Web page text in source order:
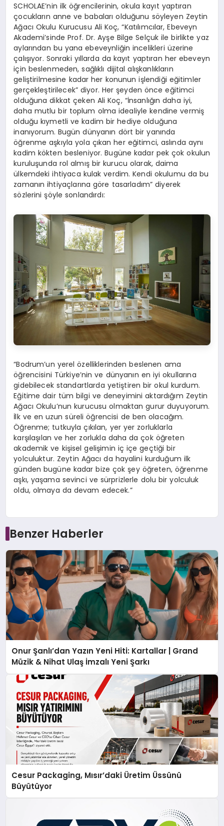
SCHOLAE’nin ilk öğrencilerinin, okula kayıt yaptıran
çocukların anne ve babaları olduğunu söyleyen Zeytin
Ağacı Okulu Kurucusu Ali Koç, “Katılımcılar, Ebeveyn
Akademi’sinde Prof. Dr. Ayşe Bilge Selçuk ile birlikte yaz
aylarından bu yana ebeveynliğin incelikleri üzerine
çalışıyor. Sonraki yıllarda da kayıt yaptıran her ebeveyn
için beslenmeden, sağlıklı dijital alışkanlıkların
geliştirilmesine kadar her konunun işlendiği eğitimler
gerçekleştirilecek” diyor. Her şeyden önce eğitimci
olduğuna dikkat çeken Ali Koç, “İnsanlığın daha iyi,
daha mutlu bir toplum olma idealiyle kendine vermiş
olduğu kıymetli ve kadim bir hediye olduğuna
inanıyorum. Bugün dünyanın dört bir yanında
öğrenme aşkıyla yola çıkan her eğitimci, aslında aynı
kadim kökten besleniyor. Bugüne kadar pek çok okulun
kuruluşunda rol almış bir kurucu olarak, daima
ülkemdeki ihtiyaca kulak verdim. Kendi okulumu da bu
zamanın ihtiyaçlarına göre tasarladım” diyerek
sözlerini şöyle sonlandırdı:
“Bodrum’un yerel özelliklerinden beslenen ama
öğrencisini Türkiye’nin ve dünyanın en iyi okullarına
gidebilecek standartlarda yetiştiren bir okul kurdum.
Eğitime dair tüm bilgi ve deneyimini aktardığım Zeytin
Ağacı Okulu’nun kurucusu olmaktan gurur duyuyorum.
İlk ve en uzun süreli öğrencisi de ben olacağım.
Öğrenme; tutkuyla çıkılan, yer yer zorluklarla
karşılaşılan ve her zorlukla daha da çok öğreten
akademik ve kişisel gelişimin iç içe geçtiği bir
yolculuktur. Zeytin Ağacı da hayalini kurduğum ilk
günden bugüne kadar bize çok şey öğreten, öğrenme
aşkı, yaşama sevinci ve sürprizlerle dolu bir yolculuk
oldu, olmaya da devam edecek.”
Benzer Haberler
Onur Şanlı’dan Yazın Yeni Hiti: Kartallar | Grand
Müzik & Nihat Ulaş İmzalı Yeni Şarkı
Cesur Packaging, Mısır’daki Üretim Üssünü
Büyütüyor